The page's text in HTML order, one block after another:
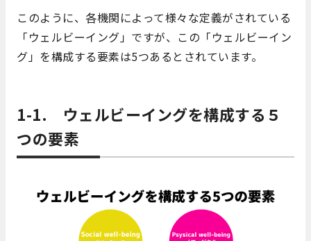
このように、各機関によって様々な定義がされている
「ウェルビーイング」ですが、この「ウェルビーイン
グ」を構成する要素は5つあるとされています。
1-1. ウェルビーイングを構成する５
つの要素